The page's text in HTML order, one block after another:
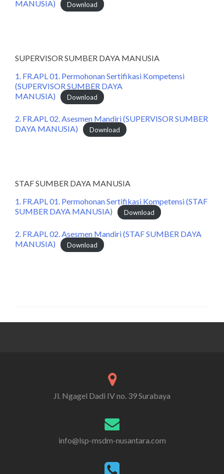
MANUSIA)
Download
SUPERVISOR SUMBER DAYA MANUSIA
1. FR.APL 01. Permohonan Sertifikasi Kompetensi
(SUPERVISOR SUMBER DAYA
MANUSIA)
Download
2. FR.APL 02. Asesmen Mandiri (SUPERVISOR SUMBER
DAYA MANUSIA)
Download
STAF SUMBER DAYA MANUSIA
1. FR.APL 01. Permohonan Sertifikasi Kompetensi (STAF
SUMBER DAYA MANUSIA)
Download
2. FR.APL 02. Asesmen Mandiri (STAF SUMBER DAYA
MANUSIA)
Download
Jl. Ngagel Dadi IV no. 39 Surabaya
info@lsp-msdm-nusantara.com